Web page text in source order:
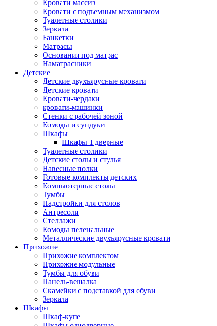
Кровати массив
Кровати с подъемным механизмом
Туалетные столики
Зеркала
Банкетки
Матрасы
Основания под матрас
Наматрасники
Детские
Детские двухъярусные кровати
Детские кровати
Кровати-чердаки
кровати-машинки
Стенки с рабочей зоной
Комоды и сундуки
Шкафы
Шкафы 1 дверные
Туалетные столики
Детские столы и стулья
Навесные полки
Готовые комплекты детских
Компьютерные столы
Тумбы
Надстройки для столов
Антресоли
Стеллажи
Комоды пеленальные
Металлические двухъярусные кровати
Прихожие
Прихожие комплектом
Прихожие модульные
Тумбы для обуви
Панель-вешалка
Скамейки с подставкой для обуви
Зеркала
Шкафы
Шкаф-купе